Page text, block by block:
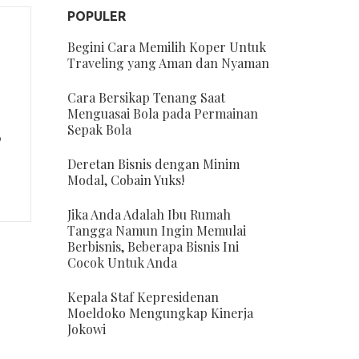
POPULER
Begini Cara Memilih Koper Untuk
Traveling yang Aman dan Nyaman
Cara Bersikap Tenang Saat
Menguasai Bola pada Permainan
Sepak Bola
Deretan Bisnis dengan Minim
Modal, Cobain Yuks!
Jika Anda Adalah Ibu Rumah
Tangga Namun Ingin Memulai
Berbisnis, Beberapa Bisnis Ini
Cocok Untuk Anda
Kepala Staf Kepresidenan
Moeldoko Mengungkap Kinerja
Jokowi